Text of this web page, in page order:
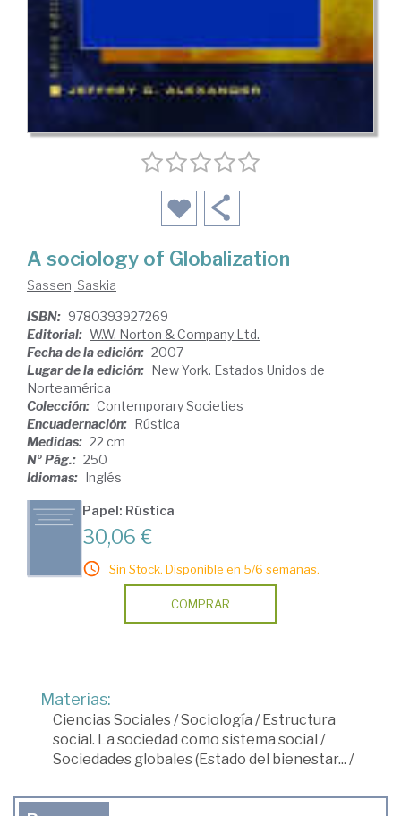
A sociology of Globalization
Sassen, Saskia
ISBN: 9780393927269
Editorial: W.W. Norton & Company Ltd.
Fecha de la edición: 2007
Lugar de la edición:
New York. Estados Unidos de
Norteamérica
Colección: Contemporary Societies
Encuadernación:
Rústica
Medidas: 22 cm
Nº Pág.: 250
Idiomas:
Inglés
Papel: Rústica
30,06 €
Sin Stock. Disponible en 5/6 semanas.
COMPRAR
Materias:
Ciencias Sociales/Sociología / Estructura
social. La sociedad como sistema social /
Sociedades globales (Estado del bienestar... /